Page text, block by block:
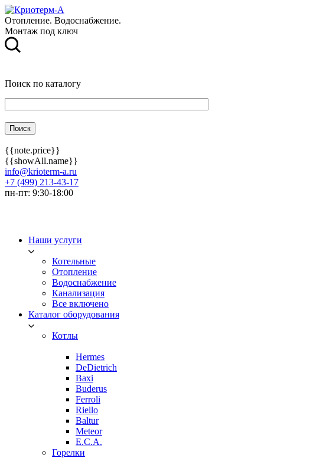
Отопление. Водоснабжение.
Монтаж под ключ
Поиск по каталогу
{{note.price}}
{{showAll.name}}
info@krioterm-a.ru
+7 (499) 213-43-17
пн-пт: 9:30-18:00
Наши услуги
Котельные
Отопление
Водоснабжение
Канализация
Все включено
Каталог оборудования
Котлы
Hermes
DeDietrich
Baxi
Buderus
Ferroli
Riello
Baltur
Meteor
E.C.A.
Горелки